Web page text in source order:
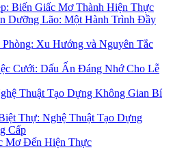
Biến Giấc Mơ Thành Hiện Thực
Dưỡng Lão: Một Hành Trình Đầy
Xu Hướng và Nguyên Tắc
Cưới: Dấu Ấn Đáng Nhớ Cho Lễ
Thuật Tạo Dựng Không Gian Bí
Thự: Nghệ Thuật Tạo Dựng
Cấp
Mơ Đến Hiện Thực